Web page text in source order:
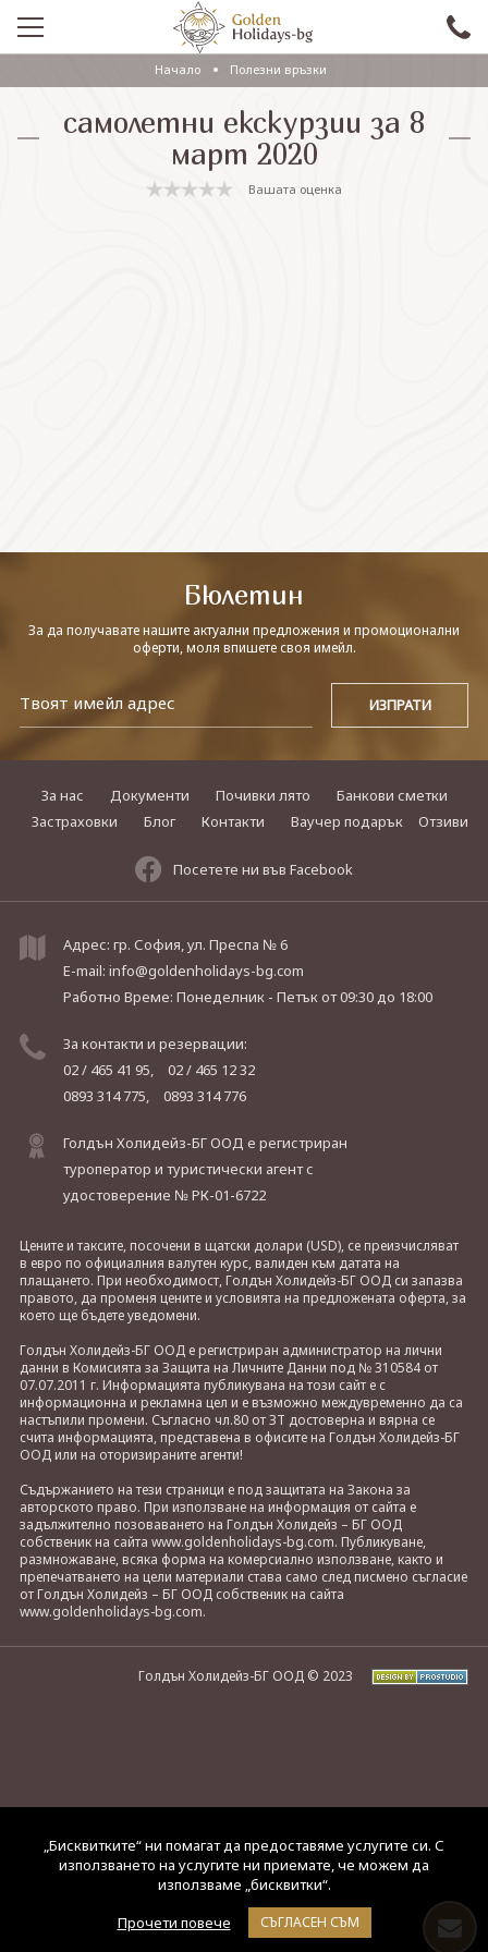
ПРОМО
EКСКУРЗИИ СЪС САМОЛЕТ
ЕКСКУРЗИИ С АВТОБУС
Начало Полезни връзки
самолетни екскурзии за 8
март 2020
Вашата оценка
Бюлетин
За да получавате нашите актуални предложения и промоционални
оферти, моля впишете своя имейл.
За нас Документи Почивки лято
Банкови сметки
Застраховки
Блог Контакти Ваучер подарък Отзиви
Посетете ни във Facebook
Адрес: гр. София, ул. Преспа № 6
E-mail: info@goldenholidays-bg.com
Работно Време: Понеделник - Петъкот 09:30 до 18:00
За контакти и резервации:
02 / 465 41 95,
02 / 465 12 32
0893 314 775,
0893 314 776
Голдън Холидейз-БГ ООД е регистриран
туроператор и туристически агент с
удостоверение № РК-01-6722
Цените и таксите, посочени в щатски долари (USD), се преизчисляват
в евро по официалния валутен курс, валиден към датата на
плащането. При необходимост, Голдън Холидейз-БГ ООД си запазва
правото, да променя цените и условията на предложената оферта, за
което ще бъдете уведомени.
Голдън Холидейз-БГ ООД е регистриран администратор на лични
данни в Комисията за Защита на Личните Данни под № 310584 от
07.07.2011 г. Информацията публикувана на този сайт е с
информационна и рекламна цел и е възможно междувременно да са
настъпили промени. Съгласно чл.80 от ЗТ достоверна и вярна се
счита информацията, представена в офисите на Голдън Холидейз-БГ
ООД или на оторизираните агенти!
Съдържанието на тези страници е под защитата на Закона за
авторското право. При използване на информация от сайта е
задължително позоваването на Голдън Холидейз – БГ ООД
собственик на сайта www.goldenholidays-bg.com. Публикуване,
размножаване, всяка форма на комерсиално използване, както и
препечатването на цели материали става само след писмено съгласие
от Голдън Холидейз – БГ ООД собственик на сайта
www.goldenholidays-bg.com.
Голдън Холидейз-БГ ООД © 2023
„Бисквитките“ ни помагат да предоставяме услугите си. С
използването на услугите ни приемате, че можем да
използваме „бисквитки“.
Прочети повече
СЪГЛАСЕН СЪМ